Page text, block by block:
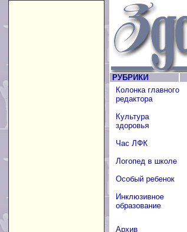
РУБРИКИ
Колонка главного
редактора
Культура
здоровья
Час ЛФК
Логопед в школе
Особый ребенок
Инклюзивное
образование
Архив